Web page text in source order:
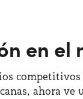
en el
ahora ve